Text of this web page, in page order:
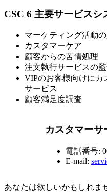
CSC 6 主要サービスシ
マーケティング活動
カスタマーケア
顧客からの苦情処理
注文執行サービスの
VIPのお客様向けにカ
サービス
顧客満足度調査
カスタマーサ
電話番号:
E-mail:
あなたは欲しいかもしれま